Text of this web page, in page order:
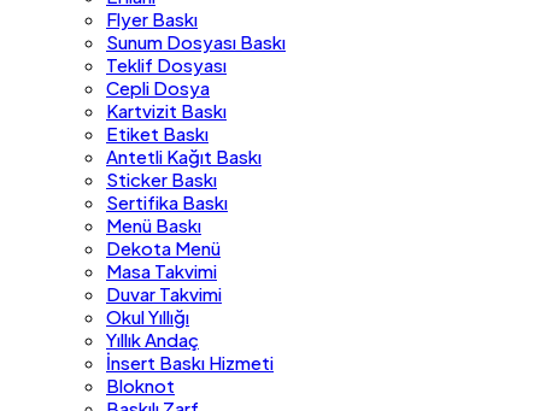
Flyer Baskı
Sunum Dosyası Baskı
Teklif Dosyası
Cepli Dosya
Kartvizit Baskı
Etiket Baskı
Antetli Kağıt Baskı
Sticker Baskı
Sertifika Baskı
Menü Baskı
Dekota Menü
Masa Takvimi
Duvar Takvimi
Okul Yıllığı
Yıllık Andaç
İnsert Baskı Hizmeti
Bloknot